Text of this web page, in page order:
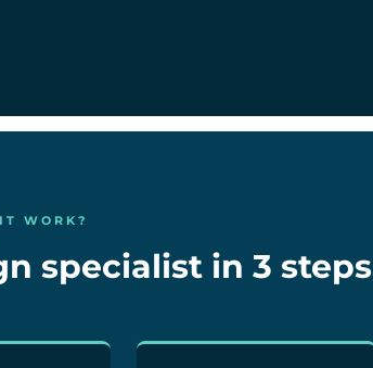
WORK?
specialist in 3 steps